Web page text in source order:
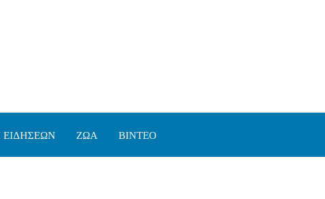
ΕΙΔΗΣΕΩΝ ΖΩΑ ΒΙΝΤΕΟ